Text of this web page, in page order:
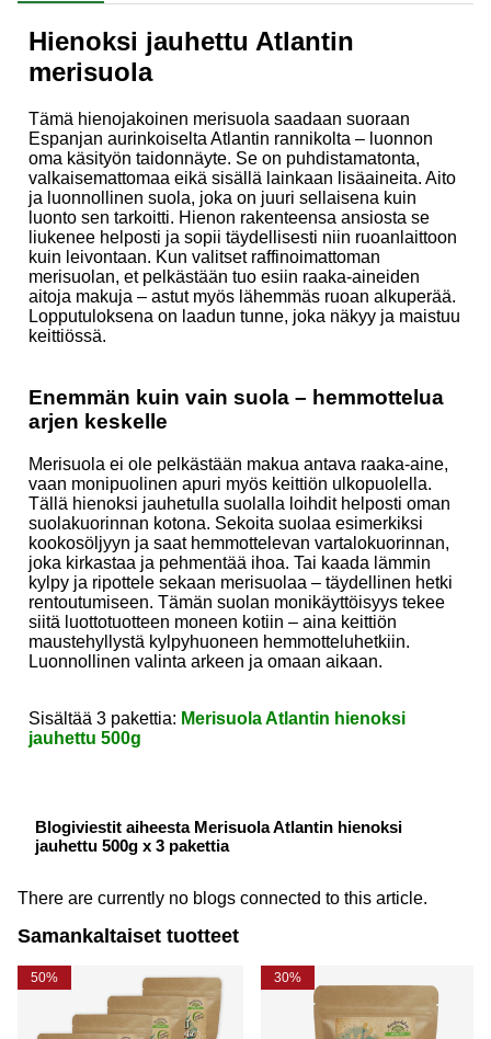
Hienoksi jauhettu Atlantin
merisuola
Tämä hienojakoinen merisuola saadaan suoraan
Espanjan aurinkoiselta Atlantin rannikolta – luonnon
oma käsityön taidonnäyte. Se on puhdistamatonta,
valkaisemattomaa eikä sisällä lainkaan lisäaineita. Aito
ja luonnollinen suola, joka on juuri sellaisena kuin
luonto sen tarkoitti. Hienon rakenteensa ansiosta se
liukenee helposti ja sopii täydellisesti niin ruoanlaittoon
kuin leivontaan. Kun valitset raffinoimattoman
merisuolan, et pelkästään tuo esiin raaka-aineiden
aitoja makuja – astut myös lähemmäs ruoan alkuperää.
Lopputuloksena on laadun tunne, joka näkyy ja maistuu
keittiössä.
Enemmän kuin vain suola – hemmottelua
arjen keskelle
Merisuola ei ole pelkästään makua antava raaka-aine,
vaan monipuolinen apuri myös keittiön ulkopuolella.
Tällä hienoksi jauhetulla suolalla loihdit helposti oman
suolakuorinnan kotona. Sekoita suolaa esimerkiksi
kookosöljyyn ja saat hemmottelevan vartalokuorinnan,
joka kirkastaa ja pehmentää ihoa. Tai kaada lämmin
kylpy ja ripottele sekaan merisuolaa – täydellinen hetki
rentoutumiseen. Tämän suolan monikäyttöisyys tekee
siitä luottotuotteen moneen kotiin – aina keittiön
maustehyllystä kylpyhuoneen hemmotteluhetkiin.
Luonnollinen valinta arkeen ja omaan aikaan.
Sisältää 3 pakettia: Merisuola Atlantin hienoksi
jauhettu 500g
Blogiviestit aiheesta Merisuola Atlantin hienoksi
jauhettu 500g x 3 pakettia
There are currently no blogs connected to this article.
Samankaltaiset tuotteet
50% 30%